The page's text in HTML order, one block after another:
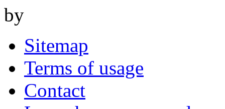
by
Sitemap
Terms of usage
Contact